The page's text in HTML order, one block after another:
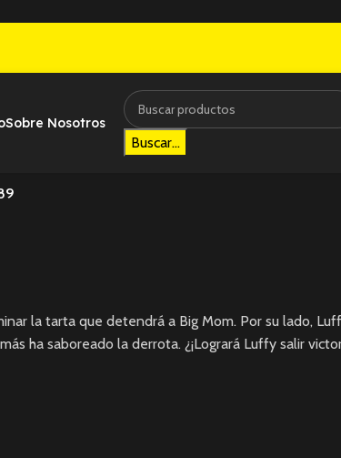
Sobre Nosotros
Buscar...
la tarta que detendrá a Big Mom. Por su lado,
ha saboreado la derrota. ¿¡Logrará Luffy salir